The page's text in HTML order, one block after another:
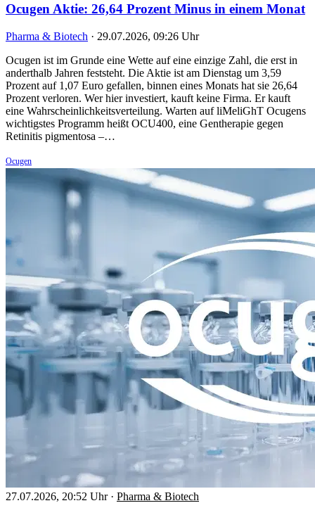
Ocugen Aktie: 26,64 Prozent Minus in einem Monat
Pharma & Biotech · 29.07.2026, 09:26 Uhr
Ocugen ist im Grunde eine Wette auf eine einzige Zahl, die erst in
anderthalb Jahren feststeht. Die Aktie ist am Dienstag um 3,59
Prozent auf 1,07 Euro gefallen, binnen eines Monats hat sie 26,64
Prozent verloren. Wer hier investiert, kauft keine Firma. Er kauft
eine Wahrscheinlichkeitsverteilung. Warten auf liMeliGhT Ocugens
wichtigstes Programm heißt OCU400, eine Gentherapie gegen
Retinitis pigmentosa –…
Ocugen
27.07.2026, 20:52 Uhr · Pharma & Biotech